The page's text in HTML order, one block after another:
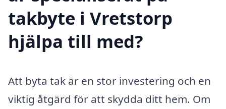
takbyte i Vretstorp
hjälpa till med?
Att byta tak är en stor investering och en
viktig åtgärd för att skydda ditt hem. Om